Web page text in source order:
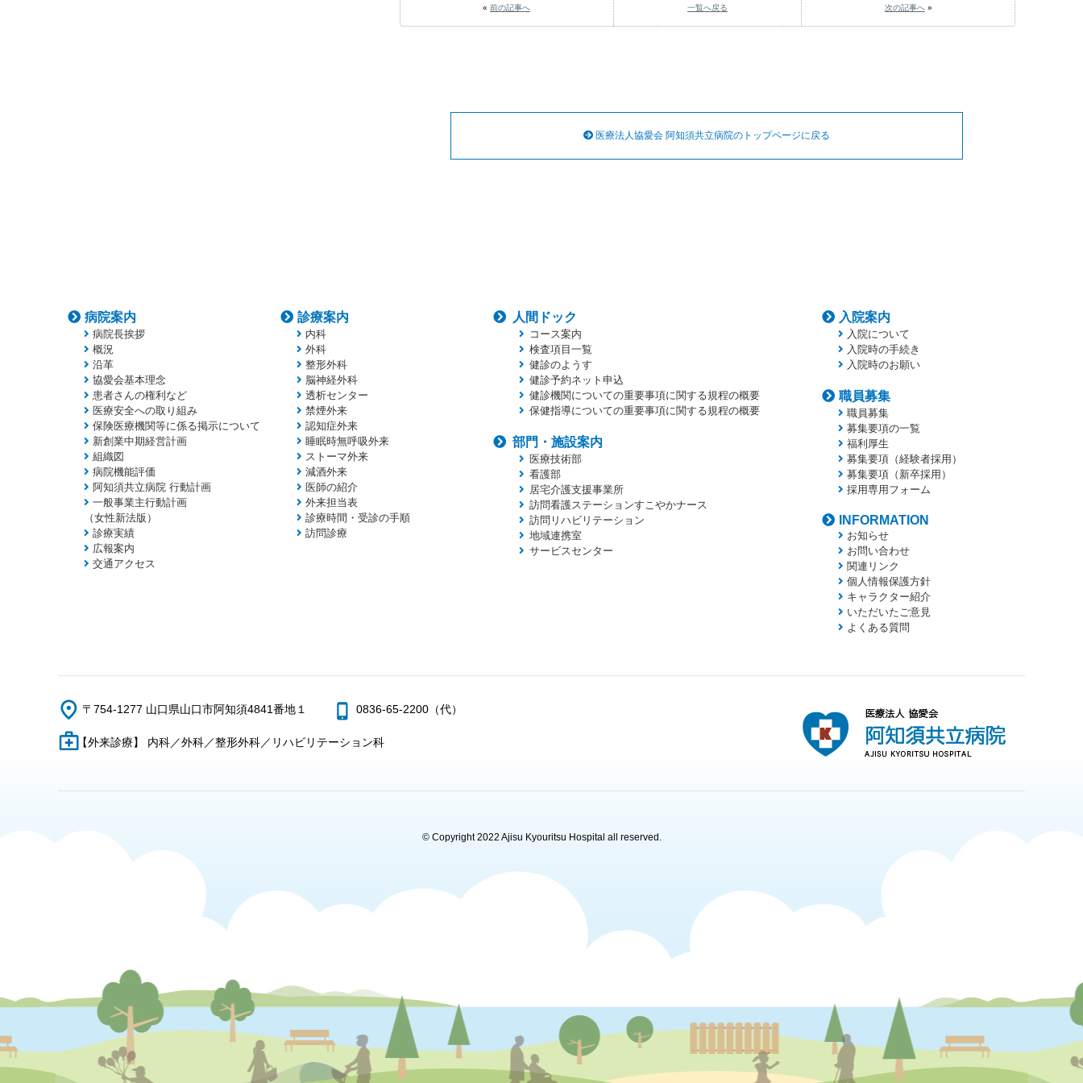
«前の記事へ 一覧へ戻る 次の記事へ»
医療法人協愛会 阿知須共立病院のトップページに戻る
病院案内
病院長挨拶
概況
沿革
協愛会基本理念
患者さんの権利など
医療安全への取り組み
保険医療機関等に係る掲示について
新創業中期経営計画
組織図
病院機能評価
阿知須共立病院 行動計画
一般事業主行動計画
（女性新法版）
診療実績
広報案内
交通アクセス
診療案内
内科
外科
整形外科
脳神経外科
透析センター
禁煙外来
認知症外来
睡眠時無呼吸外来
ストーマ外来
減酒外来
医師の紹介
外来担当表
診療時間・受診の手順
訪問診療
人間ドック
コース案内
検査項目一覧
健診のようす
健診予約ネット申込
健診機関についての重要事項に関する規程の概要
保健指導についての重要事項に関する規程の概要
部門・施設案内
医療技術部
看護部
居宅介護支援事業所
訪問看護ステーションすこやかナース
訪問リハビリテーション
地域連携室
サービスセンター
入院案内
入院について
入院時の手続き
入院時のお願い
職員募集
職員募集
募集要項の一覧
福利厚生
募集要項（経験者採用）
募集要項（新卒採用）
採用専用フォーム
INFORMATION
お知らせ
お問い合わせ
関連リンク
個人情報保護方針
キャラクター紹介
いただいたご意見
よくある質問
〒754-1277 山口県山口市阿知須4841番地１ 0836-65-2200（代）
【外来診療】 内科／外科／整形外科／リハビリテーション科
© Copyright 2022 Ajisu Kyouritsu Hospital all reserved.